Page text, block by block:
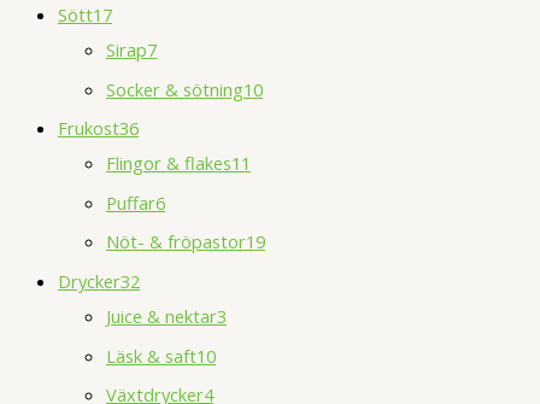
Sött17
Sirap7
Socker & sötning10
Frukost36
Flingor & flakes11
Puffar6
Nöt- & fröpastor19
Drycker32
Juice & nektar3
Läsk & saft10
Växtdrycker4